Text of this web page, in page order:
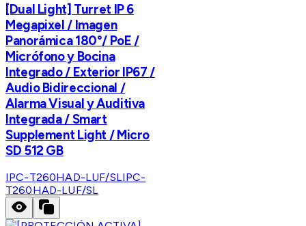
[Dual Light] Turret IP 6
Megapixel / Imagen
Panorámica 180°/ PoE /
Micrófono y Bocina
Integrado / Exterior IP67 /
Audio Bidireccional /
Alarma Visual y Auditiva
Integrada / Smart
Supplement Light / Micro
SD 512 GB
IPC-T260HAD-LUF/SLIPC-
T260HAD-LUF/SL